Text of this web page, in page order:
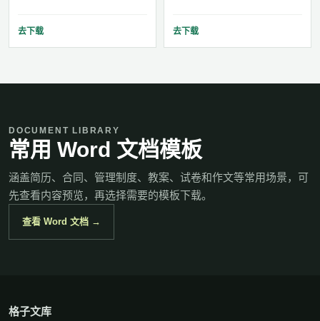
去下载 去下载
DOCUMENT LIBRARY
常用 Word 文档模板
涵盖简历、合同、管理制度、教案、试卷和作文等常用场景，可
先查看内容预览，再选择需要的模板下载。
查看 Word 文档 →
格子文库